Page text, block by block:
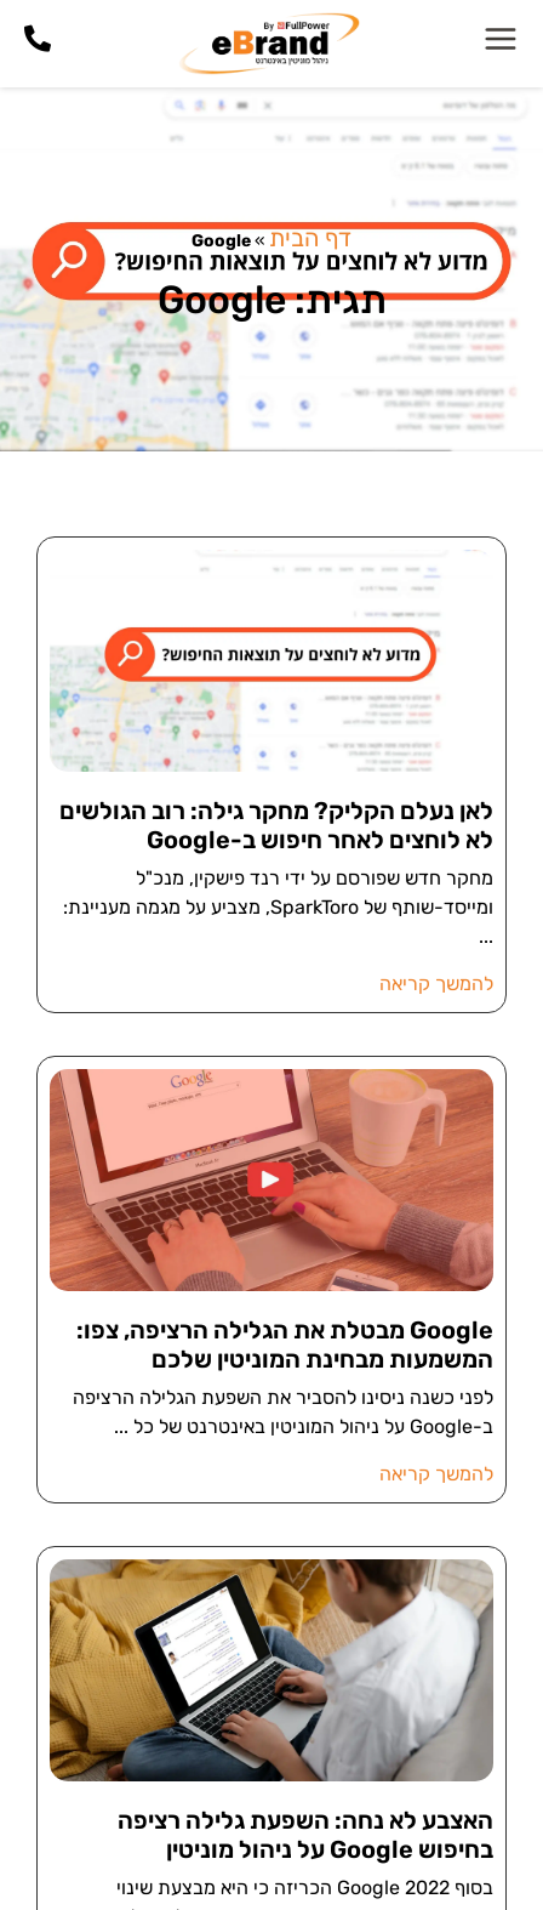
דף הבית »
Google
תגית: Google
לאן נעלם הקליק? מחקר גילה: רוב הגולשים
לא לוחצים לאחר חיפוש ב-Google
מחקר חדש שפורסם על ידי רנד פישקין, מנכ"ל
ומייסד-שותף של SparkToro, מצביע על מגמה מעניינת:
להמשך קריאה
Google מבטלת את הגלילה הרציפה, צפו:
המשמעות מבחינת המוניטין שלכם
לפני כשנה ניסינו להסביר את השפעת הגלילה הרציפה
ב-Google על ניהול המוניטין באינטרנט של כל
להמשך קריאה
האצבע לא נחה: השפעת גלילה רציפה
בחיפוש Google על ניהול מוניטין
בסוף 2022 Google הכריזה כי היא מבצעת שינוי